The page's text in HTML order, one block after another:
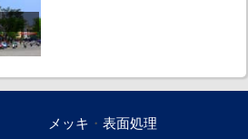
メッキ ・表面処理